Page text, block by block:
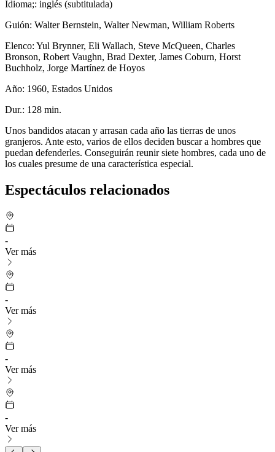
Idioma;: inglés (subtitulada)
Guión: Walter Bernstein, Walter Newman, William Roberts
Elenco: Yul Brynner, Eli Wallach, Steve McQueen, Charles
Bronson, Robert Vaughn, Brad Dexter, James Coburn, Horst
Buchholz, Jorge Martínez de Hoyos
Año: 1960, Estados Unidos
Dur.: 128 min.
Unos bandidos atacan y arrasan cada año las tierras de unos
granjeros. Ante esto, varios de ellos deciden buscar a hombres que
puedan defenderles. Conseguirán reunir siete hombres, cada uno de
los cuales presume de una característica especial.
Espectáculos relacionados
-
Ver más
-
Ver más
-
Ver más
-
Ver más